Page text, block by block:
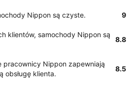
Nippon są czyste. 9
klientów, samochody Nippon są
8.8
pracownicy Nippon zapewniają
obsługę klienta.
8.5